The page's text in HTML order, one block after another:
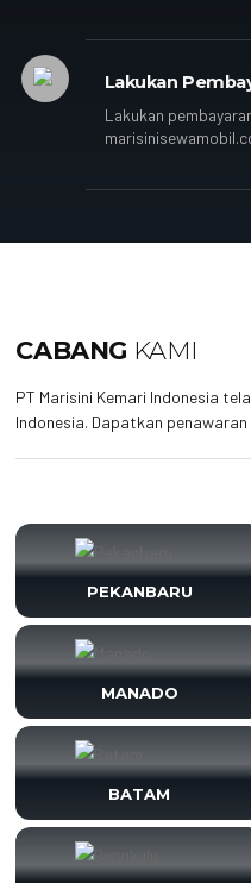
Lakukan
Lakukan
CABANG KAMI
PT Marisini Kemari Indonesia
Indonesia. Dapatkan
PEKANBARU
MANADO
BATAM